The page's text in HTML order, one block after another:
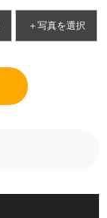
＋写真を選択